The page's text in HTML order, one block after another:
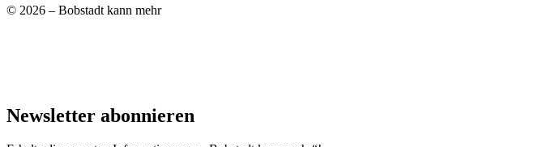
© 2026 – Bobstadt kann mehr
Newsletter abonnieren